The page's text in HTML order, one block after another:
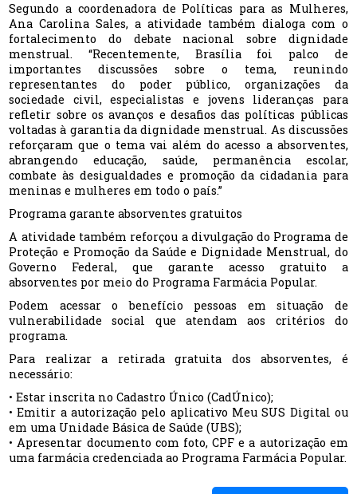
Segundo a coordenadora de Políticas para as Mulheres,
Ana Carolina Sales, a atividade também dialoga com o
fortalecimento do debate nacional sobre dignidade
menstrual. “Recentemente, Brasília foi palco de
importantes discussões sobre o tema, reunindo
representantes do poder público, organizações da
sociedade civil, especialistas e jovens lideranças para
refletir sobre os avanços e desafios das políticas públicas
voltadas à garantia da dignidade menstrual. As discussões
reforçaram que o tema vai além do acesso a absorventes,
abrangendo educação, saúde, permanência escolar,
combate às desigualdades e promoção da cidadania para
meninas e mulheres em todo o país.”
Programa garante absorventes gratuitos
A atividade também reforçou a divulgação do Programa de
Proteção e Promoção da Saúde e Dignidade Menstrual, do
Governo Federal, que garante acesso gratuito a
absorventes por meio do Programa Farmácia Popular.
Podem acessar o benefício pessoas em situação de
vulnerabilidade social que atendam aos critérios do
programa.
Para realizar a retirada gratuita dos absorventes, é
necessário:
• Estar inscrita no Cadastro Único (CadÚnico);
• Emitir a autorização pelo aplicativo Meu SUS Digital ou
em uma Unidade Básica de Saúde (UBS);
• Apresentar documento com foto, CPF e a autorização em
uma farmácia credenciada ao Programa Farmácia Popular.